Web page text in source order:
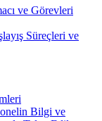
ve Görevleri
Süreçleri ve
Bilgi ve